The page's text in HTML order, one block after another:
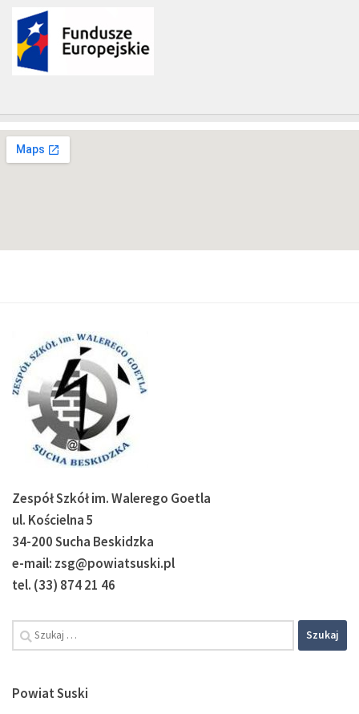
Zespół Szkół im. Walerego Goetla
ul. Kościelna 5
34-200 Sucha Beskidzka
e-mail: zsg@powiatsuski.pl
tel. (33) 874 21 46
Szukaj:
Powiat Suski